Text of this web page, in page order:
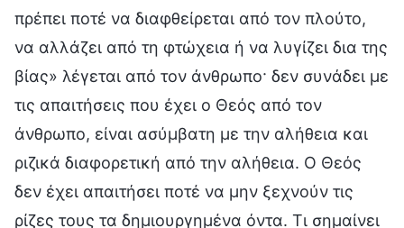
πρέπει ποτέ να διαφθείρεται από τον πλούτο,
να αλλάζει από τη φτώχεια ή να λυγίζει δια της
βίας» λέγεται από τον άνθρωπο· δεν συνάδει με
τις απαιτήσεις που έχει ο Θεός από τον
άνθρωπο, είναι ασύμβατη με την αλήθεια και
ριζικά διαφορετική από την αλήθεια. Ο Θεός
δεν έχει απαιτήσει ποτέ να μην ξεχνούν τις
ρίζες τους τα δημιουργημένα όντα. Τι σημαίνει